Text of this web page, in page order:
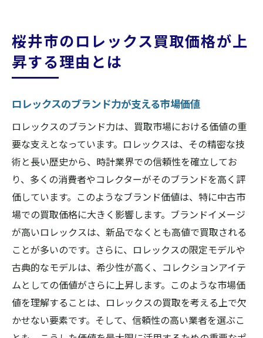
桜井市のロレックス買取価格が上
昇する理由とは
ロレックスのブランド力が支える市場価値
ロレックスのブランド力は、買取市場における価値の重
要な支えとなっています。ロレックスは、その精密な技
術と長い歴史から、時計業界での信頼性を確立してお
り、多くの消費者やコレクターがそのブランドを高く評
価しています。このようなブランド価値は、特に中古市
場での買取価格に大きく影響します。ブランドイメージ
が高いロレックスは、新品でなくとも高値で買取される
ことが多いのです。さらに、ロレックスの限定モデルや
古典的なモデルは、希少性が高く、コレクションアイテ
ムとしての価値がさらに上昇します。このような市場価
値を理解することは、ロレックスの買取を考える上で欠
かせない要素です。そして、信頼性の高い業者を選ぶこ